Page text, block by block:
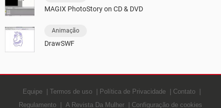
MAGIX PhotoStory on CD & DVD
Animação
DrawSWF
Equipe Termos de uso Política de Privacidade
Contato
Regulamento
A Revista Da Mulher Configuração de cookies